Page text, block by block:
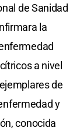
de Sanidad
la
a nivel
de
y
conocida